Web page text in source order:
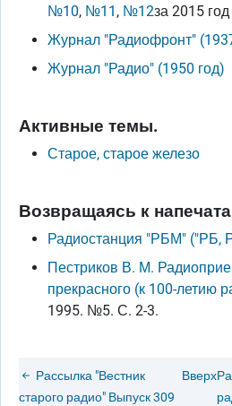
№10, №11 , №12за 2015 год
Журнал "Радиофронт"
Журнал "Радио" (1950 год)
Активные темы.
Старое, старое железо
Возвращаясь к
Радиостанция "РБМ" ("РБ,
Пестриков В. М.
прекрасного (к 100-летию
1995. №5. С. 2-3.
Рассылка "Вестник
старого радио" Выпуск 309
Вверх